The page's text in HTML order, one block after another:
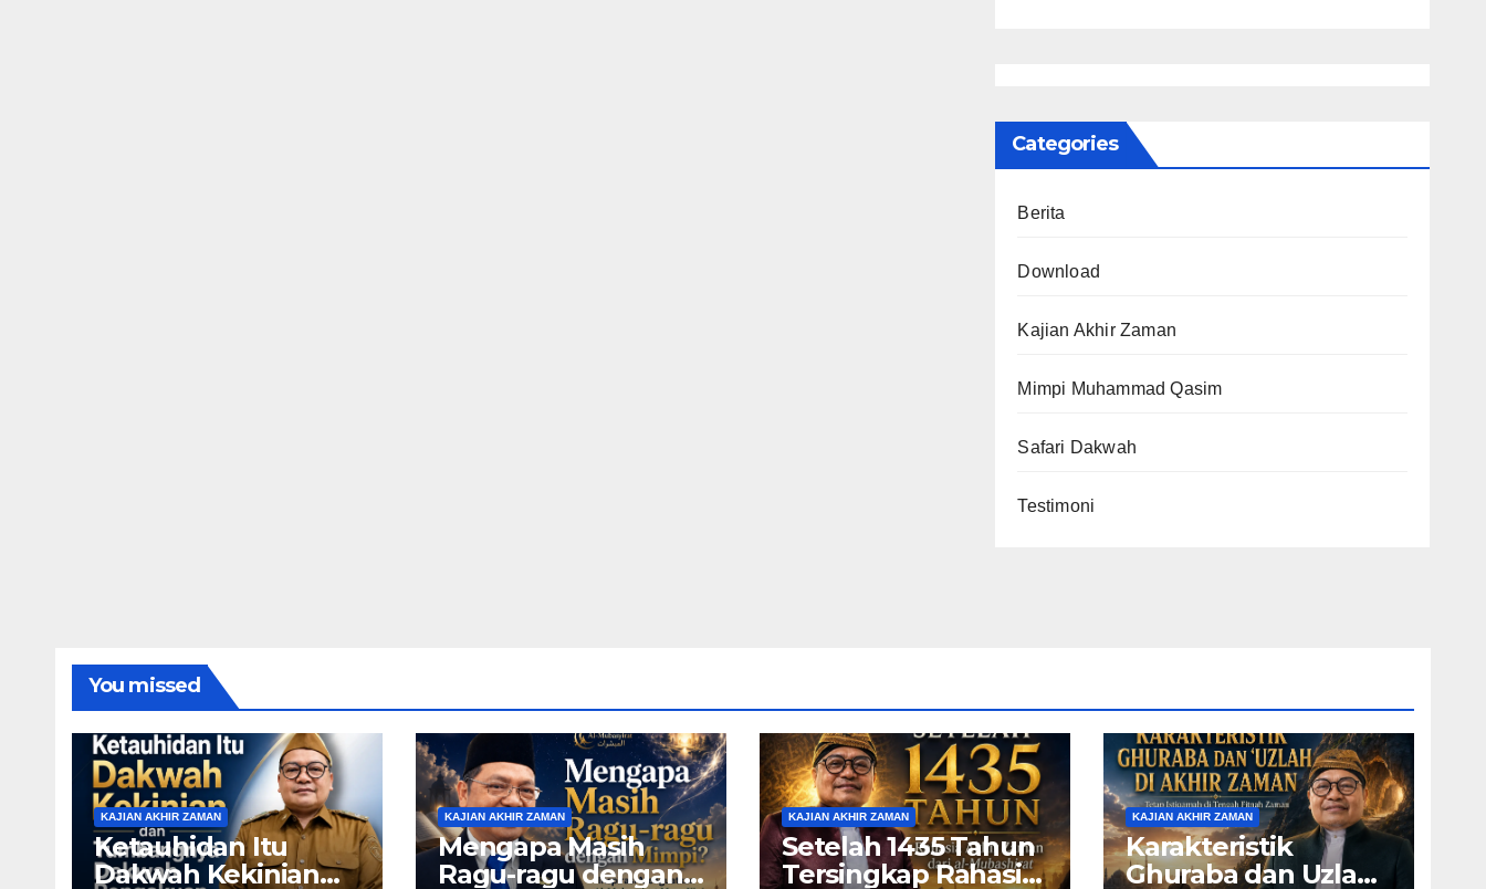
Categories
Berita
Download
Kajian Akhir Zaman
Mimpi Muhammad Qasim
Safari Dakwah
Testimoni
You missed
KAJIAN AKHIR ZAMAN
Ketauhidan Itu
Dakwah Kekinian
KAJIAN AKHIR ZAMAN
Mengapa Masih
Ragu-ragu dengan
KAJIAN AKHIR ZAMAN
Setelah 1435 Tahun
Tersingkap Rahasia
KAJIAN AKHIR ZAMAN
Karakteristik
Ghuraba dan Uzlah